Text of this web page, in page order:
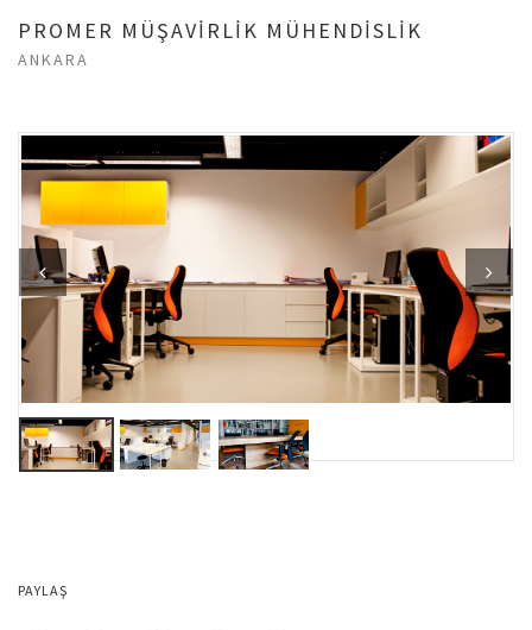
PROMER MÜŞAVİRLİK MÜHENDİSLİK
ANKARA
Previous Next
PAYLAŞ